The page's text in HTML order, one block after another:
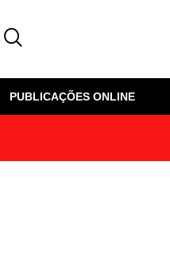
PUBLICAÇÕES ONLINE